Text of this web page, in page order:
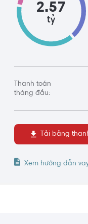
2.57
tỷ
Thanh toán
tháng đầu:
Tải bảng
Xem hướng dẫn